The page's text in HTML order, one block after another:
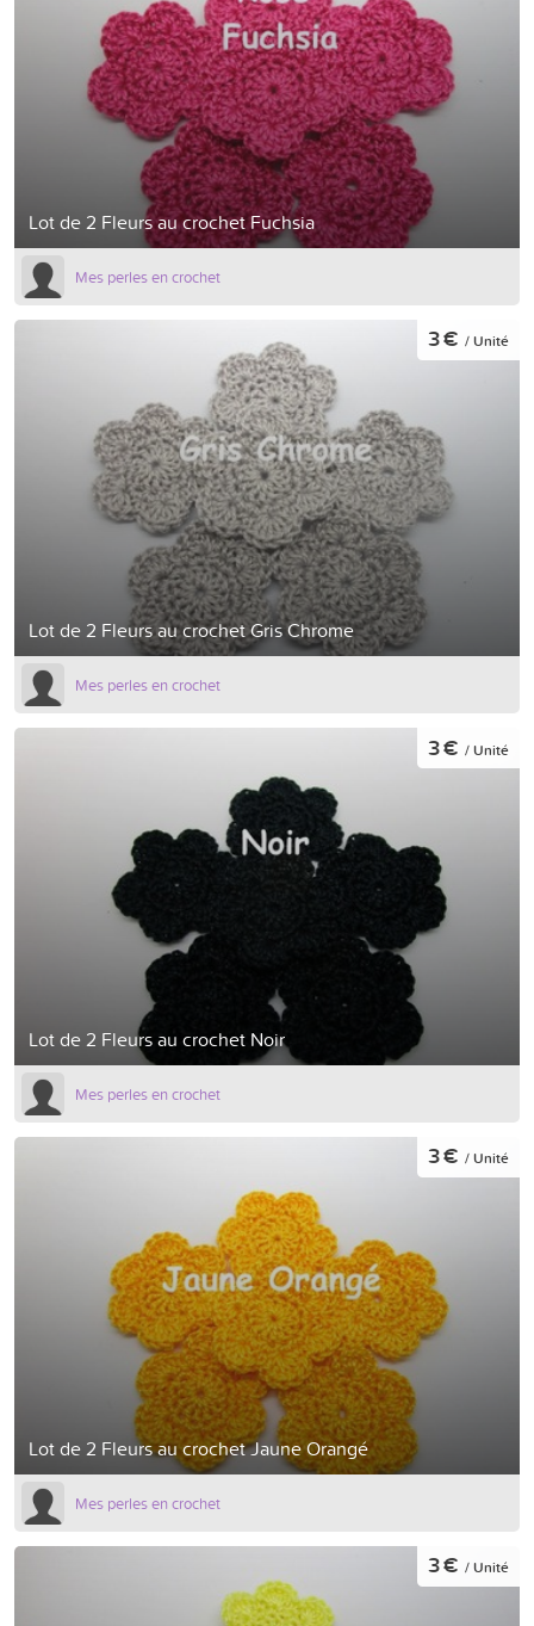
Lot de 2 Fleurs au crochet Fuchsia
Mes perles en crochet
Lot de 2 Fleurs au crochet Gris Chrome
3 € / Unité
Mes perles en crochet
Lot de 2 Fleurs au crochet Noir
3 € / Unité
Mes perles en crochet
Lot de 2 Fleurs au crochet Jaune Orangé
3 € / Unité
Mes perles en crochet
3 € / Unité